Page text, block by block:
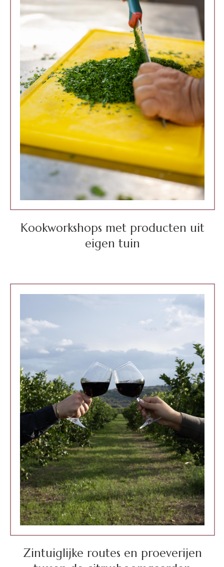
Kookworkshops met producten uit
eigen tuin
Zintuiglijke routes en proeverijen